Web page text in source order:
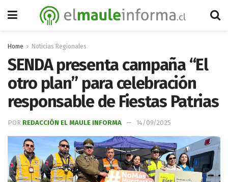
Home Noticias Regionales
SENDA presenta campaña “El
otro plan” para celebración
responsable de Fiestas Patrias
POR REDACCIÓN EL MAULE INFORMA 14/09/2025